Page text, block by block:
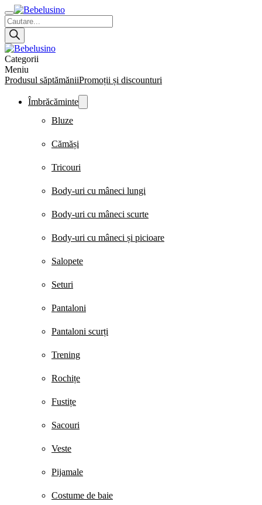
Products
search
Categorii
Meniu
Produsul săptămăniiPromoții și discounturi
Îmbrăcăminte
Bluze
Cămăși
Tricouri
Body-uri cu mâneci lungi
Body-uri cu mâneci scurte
Body-uri cu mâneci și picioare
Salopete
Seturi
Pantaloni
Pantaloni scurți
Trening
Rochițe
Fustițe
Sacouri
Veste
Pijamale
Costume de baie